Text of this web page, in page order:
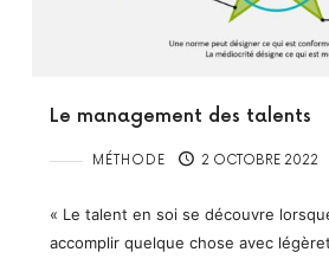
Le management des talents
MÉTHODE 2 OCTOBRE 2022
« Le talent en soi se découvre
accomplir quelque chose avec